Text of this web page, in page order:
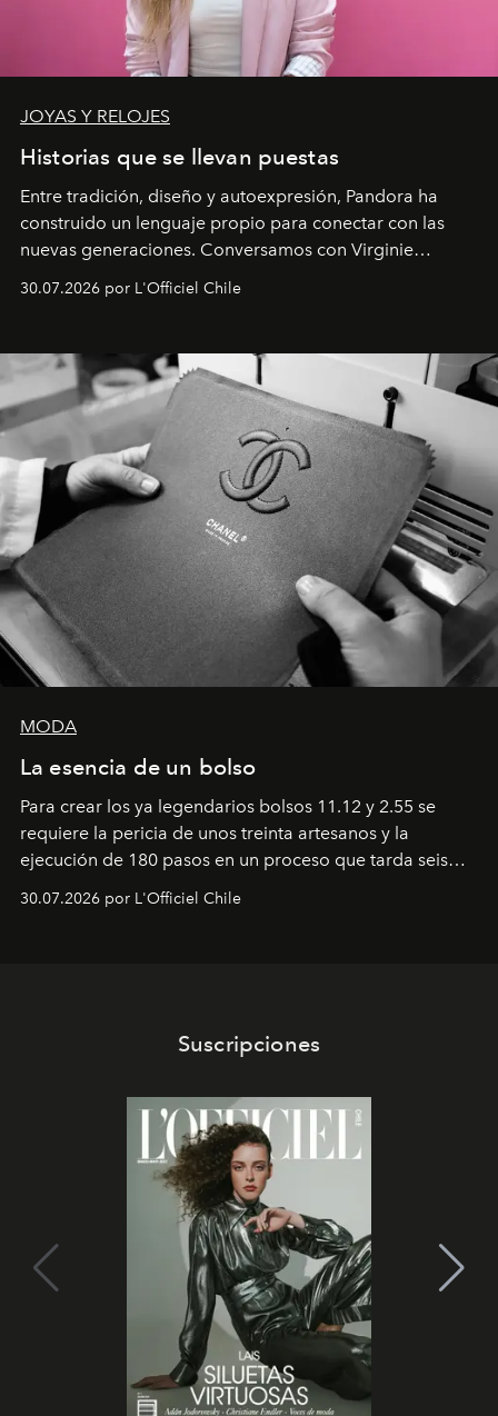
JOYAS Y RELOJES
Historias que se llevan puestas
Entre tradición, diseño y autoexpresión, Pandora ha
construido un lenguaje propio para conectar con las
nuevas generaciones. Conversamos con Virginie
Dubray, la responsable de marketing para
Latinoamérica, sobre identidad, cultura y el valor
30.07.2026 por L'Officiel Chile
MODA
La esencia de un bolso
Para crear los ya legendarios bolsos 11.12 y 2.55 se
requiere la pericia de unos treinta artesanos y la
ejecución de 180 pasos en un proceso que tarda seis
semanas. Los expertos ponen en práctica una técnica
que se enseña solamente en la escuela de formación de
30.07.2026 por L'Officiel Chile
Suscripciones